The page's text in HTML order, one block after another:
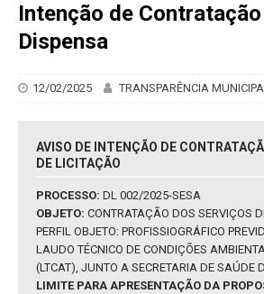
Intenção de
Dispensa
12/02/2025 TRANSPARÊNCIA
AVISO DE INTENÇÃO DE
DE LICITAÇÃO
PROCESSO: DL 002/2025-SESA
OBJETO: CONTRATAÇÃO DOS SERVIÇOS
PERFIL OBJETO: PROFISSIOGRÁFICO
LAUDO TÉCNICO DE CONDIÇÕES
(LTCAT), JUNTO A SECRETARIA DE SAÚDE
LIMITE PARA APRESENTAÇÃO DA